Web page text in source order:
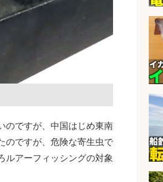
のですが、中国はじめ東南
のですが、危険な寄生虫で
ルアーフィッシングの対象